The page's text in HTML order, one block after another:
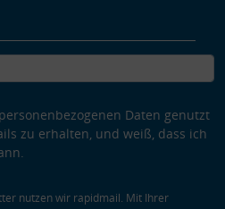
Daten genutzt
zu erhalten, und weiß, dass ich
nutzen wir rapidmail. Mit Ihrer